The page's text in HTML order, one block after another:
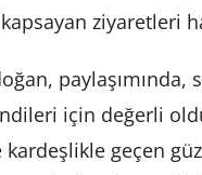
ziyaretleri
için değerli
geçen